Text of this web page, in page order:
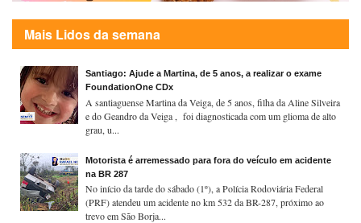
Mais Lidos da semana
Santiago: Ajude a Martina, de 5 anos, a realizar o exame
FoundationOne CDx
A santiaguense Martina da Veiga, de 5 anos, filha da Aline Silveira
e do Geandro da Veiga , foi diagnosticada com um glioma de alto
grau, u...
Motorista é arremessado para fora do veículo em acidente
na BR 287
No início da tarde do sábado (1º), a Polícia Rodoviária Federal
(PRF) atendeu um acidente no km 532 da BR-287, próximo ao
trevo em São Borja...